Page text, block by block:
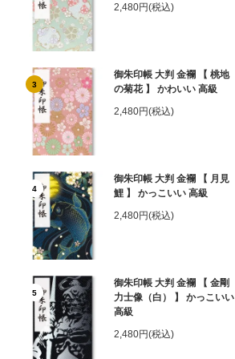
2,480円(税込)
3
御朱印帳 大判 金襴 【 桃地
の菊花 】 かわいい 高級
2,480円(税込)
4
御朱印帳 大判 金襴 【 月見
鯉 】 かっこいい 高級
2,480円(税込)
5
御朱印帳 大判 金襴 【 金剛
力士像（白） 】 かっこいい
高級
2,480円(税込)